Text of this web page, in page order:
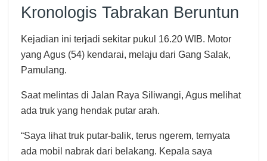
Kronologis Tabrakan Beruntun
Kejadian ini terjadi sekitar pukul 16.20 WIB. Motor
yang Agus (54) kendarai, melaju dari Gang Salak,
Pamulang.
Saat melintas di Jalan Raya Siliwangi, Agus melihat
ada truk yang hendak putar arah.
“Saya lihat truk putar-balik, terus ngerem, ternyata
ada mobil nabrak dari belakang. Kepala saya